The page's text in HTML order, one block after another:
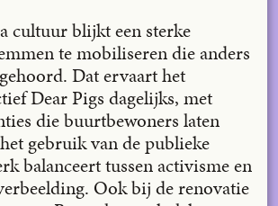
cultuur blijkt een sterke
te mobiliseren die anders
Dat ervaart het
Dear Pigs dagelijks, met
die buurtbewoners laten
gebruik van de publieke
balanceert tussen activisme en
Ook bij de renovatie